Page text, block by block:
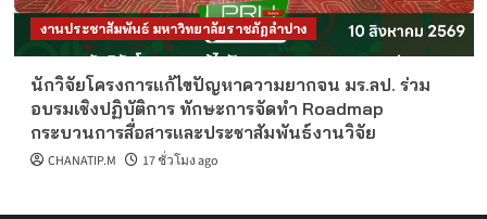
งานประชาสัมพันธ์ มหาวิทยาลัยราชภัฏลำปาง
นักวิจัยโครงการแก้ไขปัญหาความยากจน มร.ลป. ร่วม
อบรมเชิงปฏิบัติการ ทักษะการจัดทำ Roadmap
กระบวนการสื่อสารและประชาสัมพันธ์งานวิจัย
CHANATIP.M 17 ชั่วโมง ago